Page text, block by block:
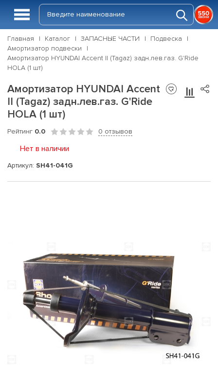
Главная Каталог ЗАПАСНЫЕ ЧАСТИ
Подвеска
Амортизатор подвески
Амортизатор HYUNDAI Accent II (Tagaz) задн.лев.газ. G'Ride
HOLA (1 шт)
Амортизатор HYUNDAI Accent
II (Tagaz) задн.лев.газ. G'Ride
HOLA (1 шт)
Рейтинг 0.0 0 отзывов
Нет в наличии
Артикул: SH41-041G